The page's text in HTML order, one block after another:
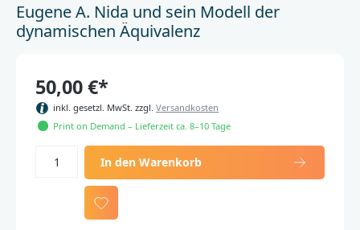
Eugene A. Nida und sein Modell der
dynamischen Äquivalenz
50,00 €*
inkl. gesetzl. MwSt. zzgl. Versandkosten
Print on Demand – Lieferzeit ca. 8–10 Tage
In den Warenkorb